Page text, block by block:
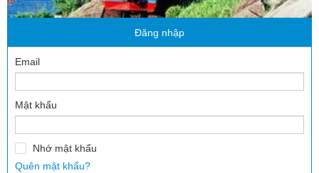
Đăng nhập
Email
Mật khẩu
Nhớ mật khẩu
Quên mật khẩu?